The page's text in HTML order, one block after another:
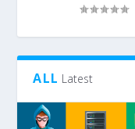
ALL Latest